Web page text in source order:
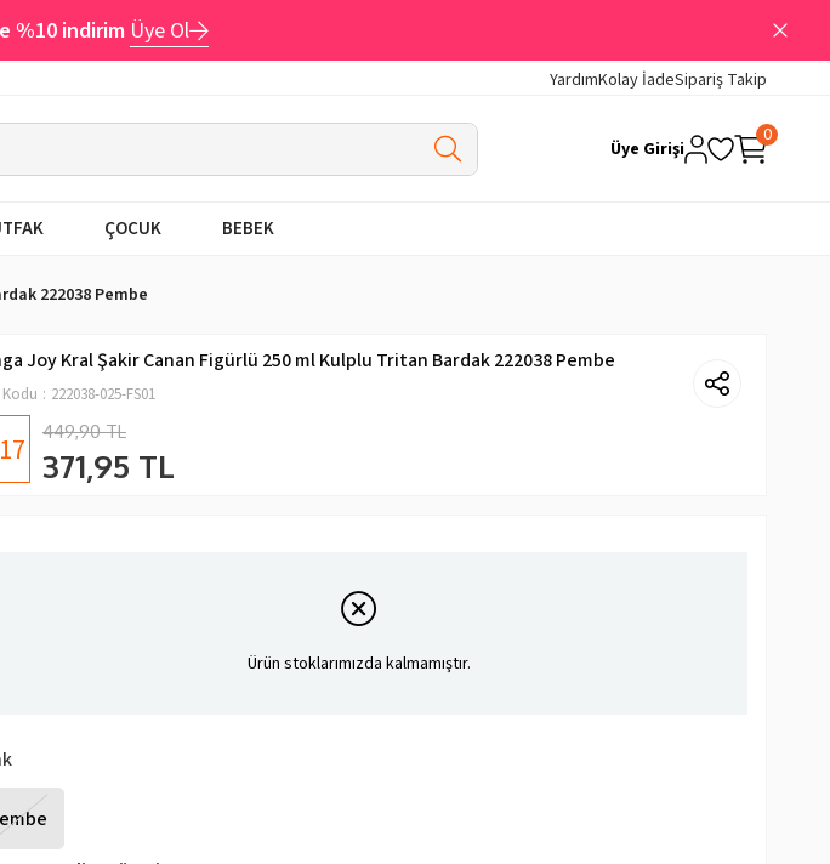
%10 indirim Üye Ol
YardımKolay İadeSipariş Takip
Üye Girişi
0
ÇOCUK BEBEK
222038 Pembe
Joy Kral Şakir Canan Figürlü 250 ml Kulplu Tritan Bardak 222038 Pembe
222038-025-FS01
17 449,90 TL
371,95 TL
Ürün stoklarımızda kalmamıştır.